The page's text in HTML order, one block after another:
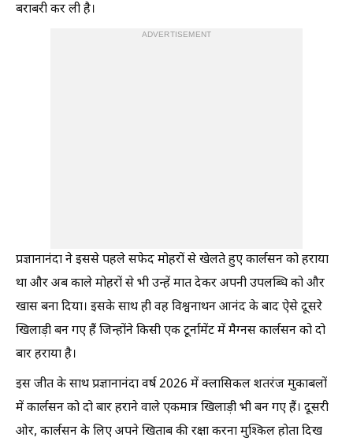
बराबरी कर ली है।
ADVERTISEMENT
प्रज्ञानानंदा ने इससे पहले सफेद मोहरों से खेलते हुए कार्लसन को हराया
था और अब काले मोहरों से भी उन्हें मात देकर अपनी उपलब्धि को और
खास बना दिया। इसके साथ ही वह विश्वनाथन आनंद के बाद ऐसे दूसरे
खिलाड़ी बन गए हैं जिन्होंने किसी एक टूर्नामेंट में मैग्नस कार्लसन को दो
बार हराया है।
इस जीत के साथ प्रज्ञानानंदा वर्ष 2026 में क्लासिकल शतरंज मुकाबलों
में कार्लसन को दो बार हराने वाले एकमात्र खिलाड़ी भी बन गए हैं। दूसरी
ओर, कार्लसन के लिए अपने खिताब की रक्षा करना मुश्किल होता दिख